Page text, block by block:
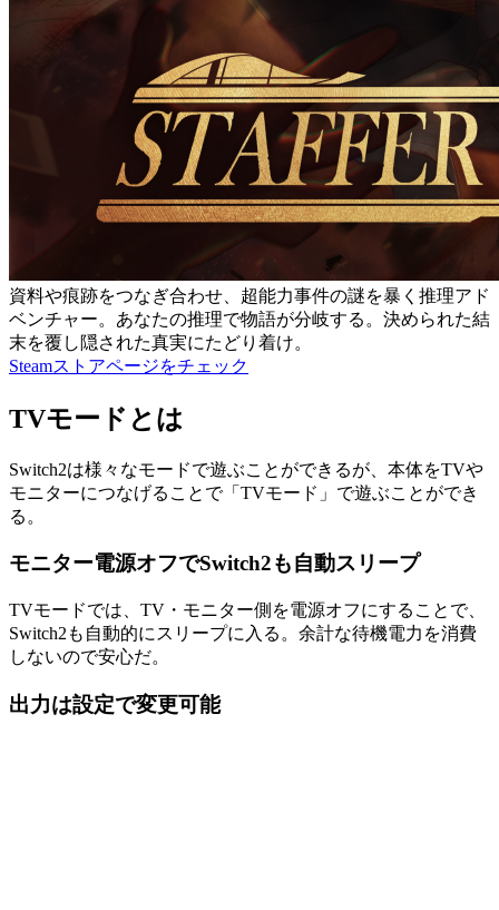
資料や痕跡をつなぎ合わせ、超能力事件の謎を暴く推理アド
ベンチャー。あなたの推理で物語が分岐する。決められた結
末を覆し隠された真実にたどり着け。
Steamストアページをチェック
TVモードとは
Switch2は様々なモードで遊ぶことができるが、本体をTVや
モニターにつなげることで「TVモード」で遊ぶことができ
る。
モニター電源オフでSwitch2も自動スリープ
TVモードでは、TV・モニター側を電源オフにすることで、
Switch2も自動的にスリープに入る。余計な待機電力を消費
しないので安心だ。
出力は設定で変更可能